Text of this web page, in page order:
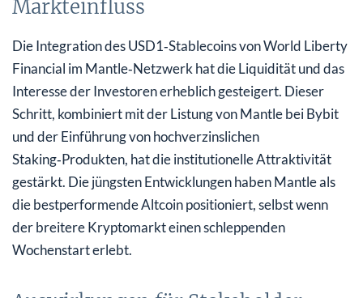
Markteinfluss
Die Integration des USD1‑Stablecoins von World Liberty
Financial im Mantle‑Netzwerk hat die Liquidität und das
Interesse der Investoren erheblich gesteigert. Dieser
Schritt, kombiniert mit der Listung von Mantle bei Bybit
und der Einführung von hochverzinslichen
Staking‑Produkten, hat die institutionelle Attraktivität
gestärkt. Die jüngsten Entwicklungen haben Mantle als
die bestperformende Altcoin positioniert, selbst wenn
der breitere Kryptomarkt einen schleppenden
Wochenstart erlebt.